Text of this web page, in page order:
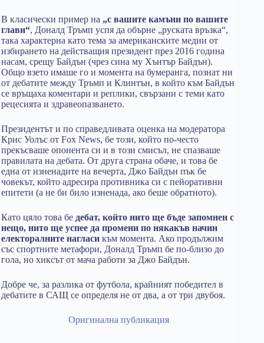
В класически пример на „с вашите камъни по вашите
глави“, Доналд Тръмп успя да обърне „руската връзка“,
така характерна като тема за американските медии от
избирането на действащия президент през 2016 година
насам, срещу Байдън (чрез сина му Хънтър Байдън).
Общо взето имаше го и момента на бумеранга, познат ни
от дебатите между Тръмп и Клинтън, в който към Байдън
се връщаха коментари и реплики, свързани с теми като
рецесията и здравеопазването.
Президентът и по справедливата оценка на модератора
Крис Уолъс от Fox News, бе този, който по-често
прекъсваше опонента си и в този смисъл, не спазваше
правилата на дебата. От друга страна обаче, и това бе
една от изненадите на вечерта, Джо Байдън пък бе
човекът, който адресира противника си с пейоративни
епитети (а не би било изненада, ако беше обратното).
Като цяло това бе дебат, който нито ще бъде запомнен с
нещо, нито ще успее да промени по някакъв начин
електоралните нагласи към момента. Ако продължим
със спортните метафори, Доналд Тръмп бе по-близо до
гола, но хиксът от мача работи за Джо Байдън.
Добре че, за разлика от футбола, крайният победител в
дебатите в САЩ се определя не от два, а от три двубоя.
Оригинална публикация